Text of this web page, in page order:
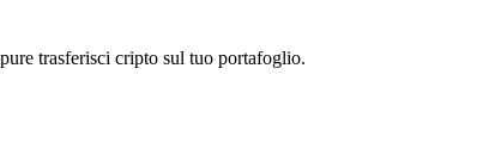
trasferisci cripto sul tuo portafoglio.